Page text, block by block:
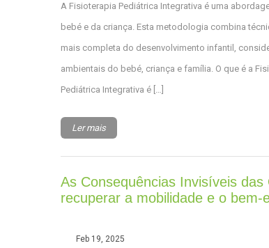
A Fisioterapia Pediátrica Integrativa é uma
bebé e da criança. Esta metodologia combina
mais completa do desenvolvimento infantil,
ambientais do bebé, criança e família. O que é a
Pediátrica Integrativa é […]
Ler mais
As Consequências Invisíveis
recuperar a mobilidade e o bem-
Feb 19, 2025